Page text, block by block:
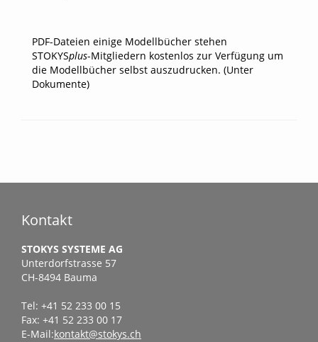
PDF-Dateien einige Modellbücher stehen
STOKYSplus-Mitgliedern kostenlos zur Verfügung um
die Modellbücher selbst auszudrucken. (Unter
Dokumente)
Kontakt
STOKYS SYSTEME AG
Unterdorfstrasse 57
CH-8494 Bauma
Tel: +41 52 233 00 15
Fax: +41 52 233 00 17
E-Mail:kontakt@stokys.ch